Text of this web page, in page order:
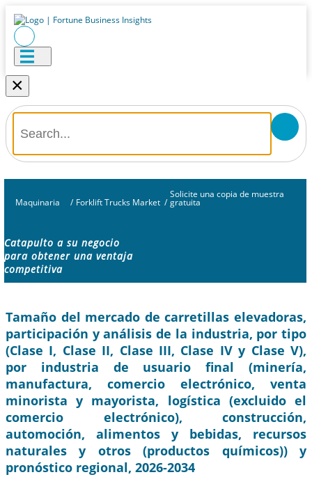
×
Maquinaria / Forklift Trucks Market /
Solicite una copia de muestra
gratuita
Catapulto a su negocio
para obtener una ventaja
competitiva
Tamaño del mercado de carretillas elevadoras,
participación y análisis de la industria, por tipo
(Clase I, Clase II, Clase III, Clase IV y Clase V),
por industria de usuario final (minería,
manufactura, comercio electrónico, venta
minorista y mayorista, logística (excluido el
comercio electrónico), construcción,
automoción, alimentos y bebidas, recursos
naturales y otros (productos químicos)) y
pronóstico regional, 2026-2034